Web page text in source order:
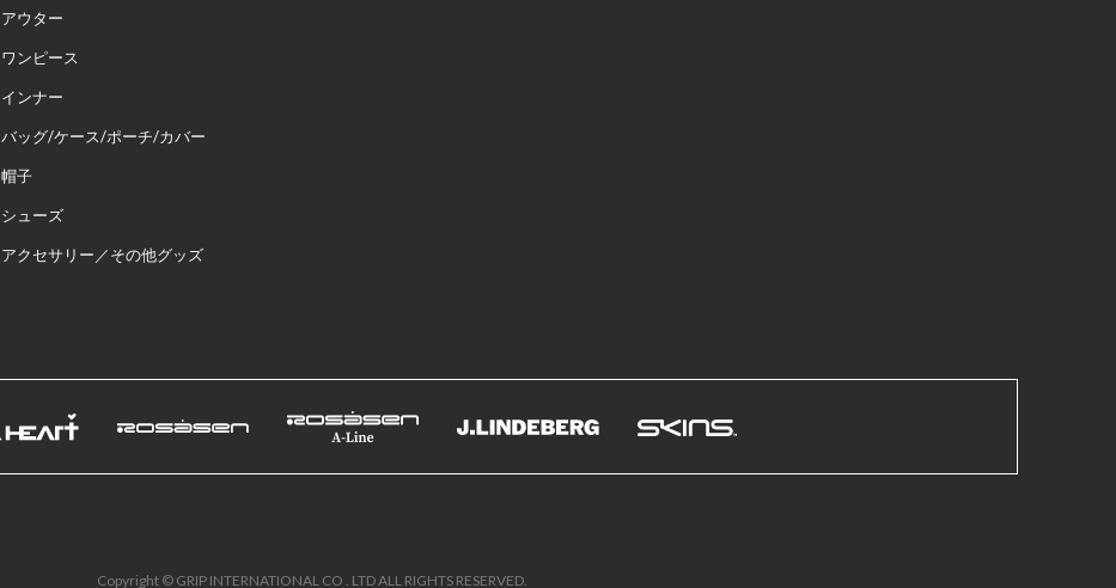
アウター
ワンピース
インナー
バッグ/ケース/ポーチ/カバー
帽子
シューズ
アクセサリー／その他グッズ
Copyright © GRIP INTERNATIONAL CO . LTD ALL RIGHTS RESERVED.